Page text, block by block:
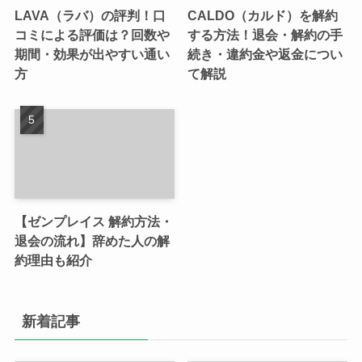
LAVA（ラバ）の評判！口
コミによる評価は？回数や
期間・効果が出やすい通い
方
CALDO（カルド）を解約
する方法！退会・解約の手
続き・違約金や返金につい
て解説
【ゼンプレイス 解約方法・
退会の流れ】辞めた人の解
約理由も紹介
新着記事